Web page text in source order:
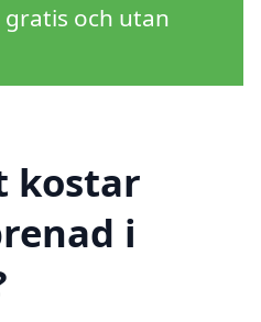
gratis och utan
kostar
i